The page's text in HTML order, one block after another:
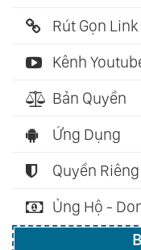
Rút Gọn Link
Kênh
Bản Quyền
Ứng Dụng
Quyền
Ủng Hộ -